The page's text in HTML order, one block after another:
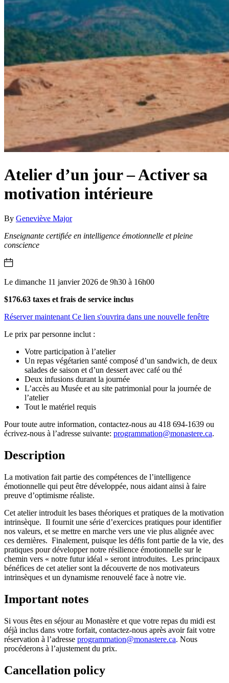
Atelier d’un jour – Activer sa
motivation intérieure
By Geneviève Major
Enseignante certifiée en intelligence émotionnelle et pleine
conscience
Le dimanche 11 janvier 2026 de 9h30 à 16h00
$176.63 taxes et frais de service inclus
Réserver maintenant Ce lien s'ouvrira dans une nouvelle fenêtre
Le prix par personne inclut :
Votre participation à l’atelier
Un repas végétarien santé composé d’un sandwich, de deux
salades de saison et d’un dessert avec café ou thé
Deux infusions durant la journée
L’accès au Musée et au site patrimonial pour la journée de
l’atelier
Tout le matériel requis
Pour toute autre information, contactez-nous au 418 694-1639 ou
écrivez-nous à l’adresse suivante: programmation@monastere.ca.
Description
La motivation fait partie des compétences de l’intelligence
émotionnelle qui peut être développée, nous aidant ainsi à faire
preuve d’optimisme réaliste.
Cet atelier introduit les bases théoriques et pratiques de la motivation
intrinsèque. Il fournit une série d’exercices pratiques pour identifier
nos valeurs, et se mettre en marche vers une vie plus alignée avec
ces dernières. Finalement, puisque les défis font partie de la vie, des
pratiques pour développer notre résilience émotionnelle sur le
chemin vers « notre futur idéal » seront introduites. Les principaux
bénéfices de cet atelier sont la découverte de nos motivateurs
intrinsèques et un dynamisme renouvelé face à notre vie.
Important notes
Si vous êtes en séjour au Monastère et que votre repas du midi est
déjà inclus dans votre forfait, contactez-nous après avoir fait votre
réservation à l’adresse programmation@monastere.ca. Nous
procéderons à l’ajustement du prix.
Cancellation policy